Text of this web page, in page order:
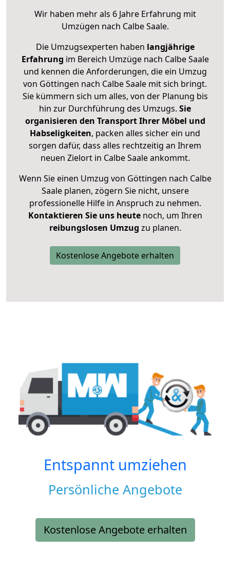
Wir haben mehr als 6 Jahre Erfahrung mit
Umzügen nach Calbe Saale.
Die Umzugsexperten haben langjährige
Erfahrung im Bereich Umzüge nach Calbe Saale
und kennen die Anforderungen, die ein Umzug
von Göttingen nach Calbe Saale mit sich bringt.
Sie kümmern sich um alles, von der Planung bis
hin zur Durchführung des Umzugs. Sie
organisieren den Transport Ihrer Möbel und
Habseligkeiten, packen alles sicher ein und
sorgen dafür, dass alles rechtzeitig an Ihrem
neuen Zielort in Calbe Saale ankommt.
Wenn Sie einen Umzug von Göttingen nach Calbe
Saale planen, zögern Sie nicht, unsere
professionelle Hilfe in Anspruch zu nehmen.
Kontaktieren Sie uns heutenoch, um Ihren
reibungslosen Umzug zu planen.
Kostenlose Angebote erhalten
Entspannt umziehen
Persönliche Angebote
Kostenlose Angebote erhalten